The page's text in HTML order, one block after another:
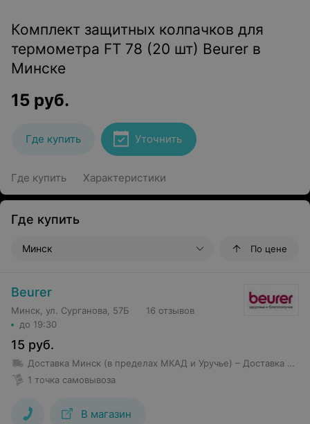
Комплект защитных колпачков для
термометра FT 78 (20 шт) Beurer в
Минске
15 руб.
Где купить Уточнить
Где купить Характеристики
Где купить
Минск По цене
Beurer
Минск, ул. Сурганова, 57Б
до 19:30
16 отзывов
15 руб.
Доставка Минск (в пределах МКАД и Уручье) – Доставка товаров стоимостью свыше 150 BYN в пределах МКАД, Уручье и Шабаны — бесплатно; – Доставка товаров стоимостью до 150 BYN в пределах МКАД, Уручье и Шабаны — 10 BYN; – Стоимость доставки в остальные районы — от 12 BYN (но не более 10 км от МКАД); – Доставка товаров стоимостью более 250 BYN за пределы МКАД, но не более 7 км осуществляется бесплатно
1 точка самовывоза
В магазин